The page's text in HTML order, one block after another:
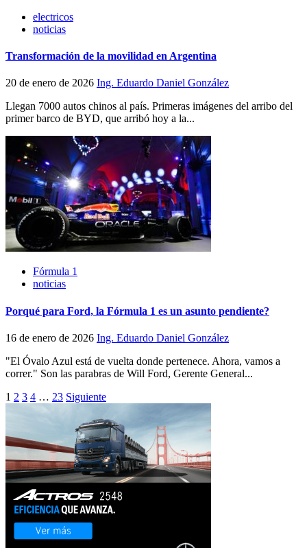
electricos
noticias
Transformación de la movilidad en Argentina
20 de enero de 2026 Ing. Eduardo Daniel González
Llegan 7000 autos chinos al país. Primeras imágenes del arribo del
primer barco de BYD, que arribó hoy a la...
Fórmula 1
noticias
Porqué para Ford, la Fórmula 1 es un asunto pendiente?
16 de enero de 2026 Ing. Eduardo Daniel González
"El Óvalo Azul está de vuelta donde pertenece. Ahora, vamos a
correr." Son las parabras de Will Ford, Gerente General...
Paginación
entradas
1 2 3 4 … 23 Siguiente